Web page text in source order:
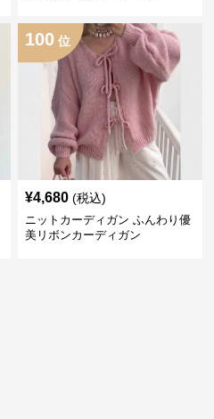
100 位
¥4,680 (税込)
ニットカーディガン ふんわり優
美リボンカーディガン